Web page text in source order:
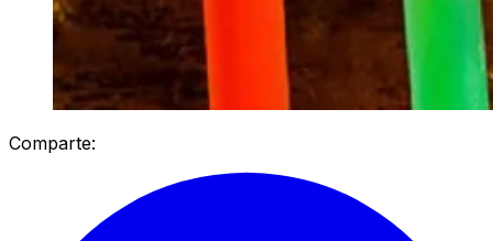
Comparte: